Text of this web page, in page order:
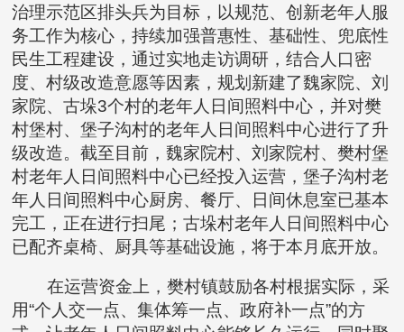
治理示范区排头兵为目标，以规范、创新老年人服
务工作为核心，持续加强普惠性、基础性、兜底性
民生工程建设，通过实地走访调研，结合人口密
度、村级改造意愿等因素，规划新建了魏家院、刘
家院、古垛3个村的老年人日间照料中心，并对樊
村堡村、堡子沟村的老年人日间照料中心进行了升
级改造。截至目前，魏家院村、刘家院村、樊村堡
村老年人日间照料中心已经投入运营，堡子沟村老
年人日间照料中心厨房、餐厅、日间休息室已基本
完工，正在进行扫尾；古垛村老年人日间照料中心
已配齐桌椅、厨具等基础设施，将于本月底开放。
在运营资金上，樊村镇鼓励各村根据实际，采
用“个人交一点、集体筹一点、政府补一点”的方